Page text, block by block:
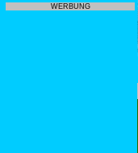
WERBUNG